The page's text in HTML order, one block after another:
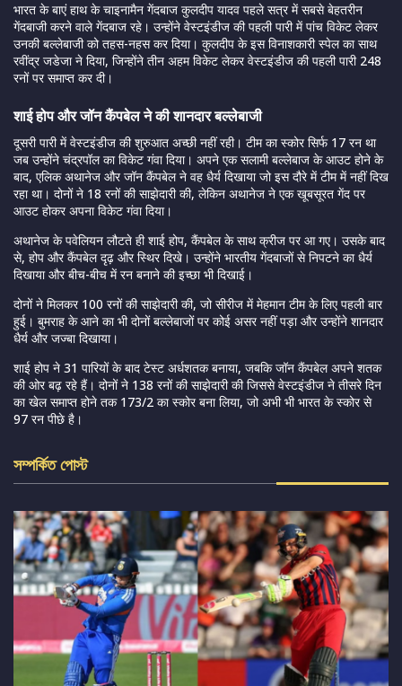
भारत के बाएं हाथ के चाइनामैन गेंदबाज कुलदीप यादव पहले सत्र में सबसे बेहतरीन
गेंदबाजी करने वाले गेंदबाज रहे। उन्होंने वेस्टइंडीज की पहली पारी में पांच विकेट लेकर
उनकी बल्लेबाजी को तहस-नहस कर दिया। कुलदीप के इस विनाशकारी स्पेल का साथ
रवींद्र जडेजा ने दिया, जिन्होंने तीन अहम विकेट लेकर वेस्टइंडीज की पहली पारी 248
रनों पर समाप्त कर दी।
शाई होप और जॉन कैंपबेल ने की शानदार बल्लेबाजी
दूसरी पारी में वेस्टइंडीज की शुरुआत अच्छी नहीं रही। टीम का स्कोर सिर्फ 17 रन था
जब उन्होंने चंद्रपॉल का विकेट गंवा दिया। अपने एक सलामी बल्लेबाज के आउट होने के
बाद, एलिक अथानेज और जॉन कैंपबेल ने वह धैर्य दिखाया जो इस दौरे में टीम में नहीं दिख
रहा था। दोनों ने 18 रनों की साझेदारी की, लेकिन अथानेज ने एक खूबसूरत गेंद पर
आउट होकर अपना विकेट गंवा दिया।
अथानेज के पवेलियन लौटते ही शाई होप, कैंपबेल के साथ क्रीज पर आ गए। उसके बाद
से, होप और कैंपबेल दृढ़ और स्थिर दिखे। उन्होंने भारतीय गेंदबाजों से निपटने का धैर्य
दिखाया और बीच-बीच में रन बनाने की इच्छा भी दिखाई।
दोनों ने मिलकर 100 रनों की साझेदारी की, जो सीरीज में मेहमान टीम के लिए पहली बार
हुई। बुमराह के आने का भी दोनों बल्लेबाजों पर कोई असर नहीं पड़ा और उन्होंने शानदार
धैर्य और जज्बा दिखाया।
शाई होप ने 31 पारियों के बाद टेस्ट अर्धशतक बनाया, जबकि जॉन कैंपबेल अपने शतक
की ओर बढ़ रहे हैं। दोनों ने 138 रनों की साझेदारी की जिससे वेस्टइंडीज ने तीसरे दिन
का खेल समाप्त होने तक 173/2 का स्कोर बना लिया, जो अभी भी भारत के स्कोर से
97 रन पीछे है।
সম্পর্কিত পোস্ট